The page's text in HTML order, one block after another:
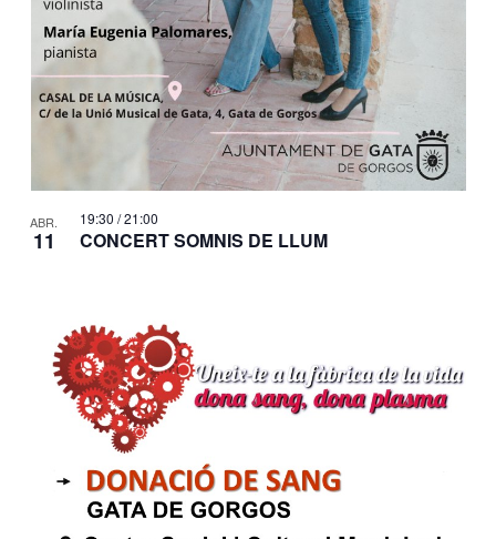
ABR.
11 CONCERT SOMNIS DE LLUM
19:30 / 21:00